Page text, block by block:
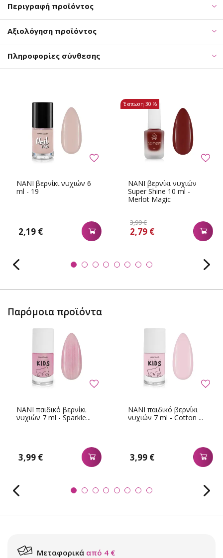
Περιγραφή προϊόντος
Αξιολόγηση προϊόντος
Πληροφορίες σύνθεσης
NANI βερνίκι νυχιών 6
ml - 19
2,19 €
NANI βερνίκι νυχιών
Super Shine 10 ml -
Merlot Magic
3,99 €
2,79 €
Έκπτωση 30 %
Παρόμοια προϊόντα
NANI παιδικό βερνίκι
νυχιών 7 ml - Sparkle...
3,99 €
NANI παιδικό βερνίκι
νυχιών 7 ml - Cotton ...
3,99 €
Μεταφορικά από 4 €